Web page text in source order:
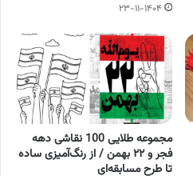
۲۳-۱۱-۱۴۰۴
مجموعه طلایی 100 نقاشی دهه
فجر و ۲۲ بهمن / از رنگ‌آمیزی ساده
تا طرح مسابقه‌ای